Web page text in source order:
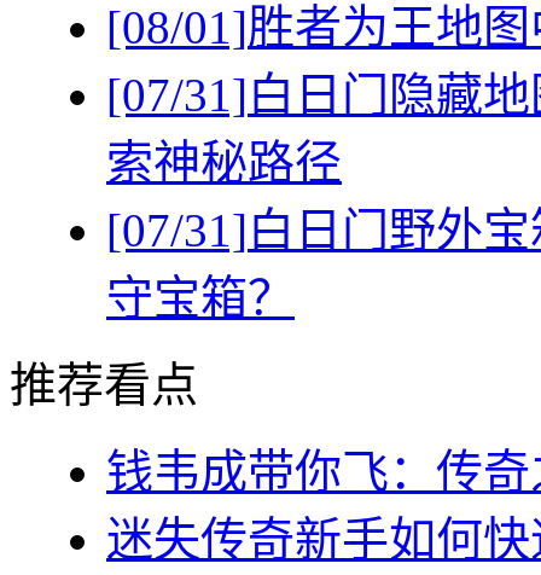
[08/01]胜者为王地
[07/31]白日门隐藏
索神秘路径
[07/31]白日门野外
守宝箱？
推荐看点
钱韦成带你飞：传
迷失传奇新手如何